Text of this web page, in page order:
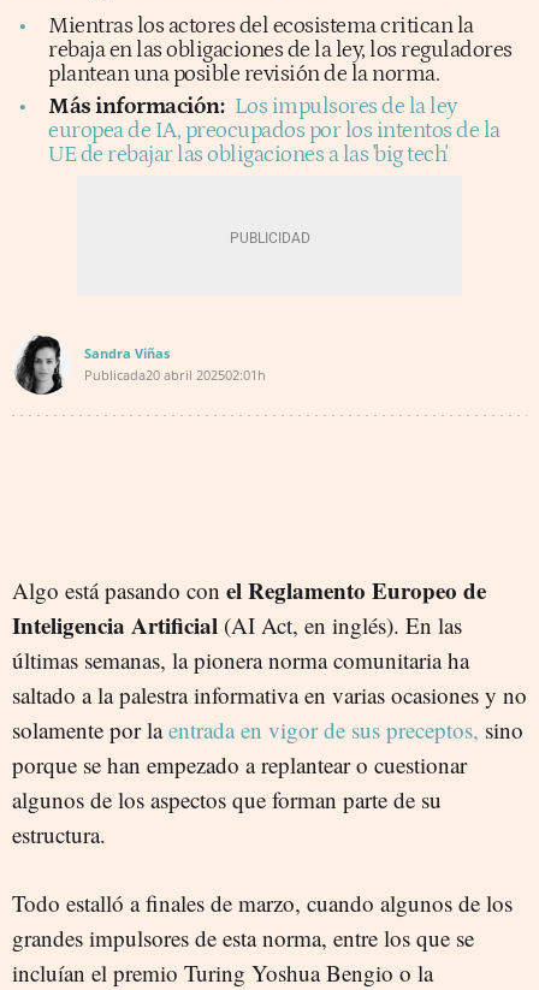
Mientras los actores del ecosistema critican la
rebaja en las obligaciones de la ley, los reguladores
plantean una posible revisión de la norma.
Más información: Los impulsores de la ley
europea de IA, preocupados por los intentos de la
UE de rebajar las obligaciones a las 'big tech'
Sandra Viñas
Publicada20 abril 202502:01h
Algo está pasando con el Reglamento Europeo de
Inteligencia Artificial (AI Act, en inglés). En las
últimas semanas, la pionera norma comunitaria ha
saltado a la palestra informativa en varias ocasiones y no
solamente por laentrada en vigor de sus preceptos, sino
porque se han empezado a replantear o cuestionar
algunos de los aspectos que forman parte de su
estructura.
Todo estalló a finales de marzo, cuando algunos de los
grandes impulsores de esta norma, entre los que se
incluían el premio Turing Yoshua Bengio o la